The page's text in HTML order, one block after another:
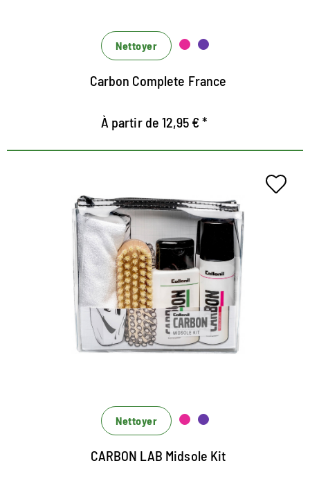
Nettoyer
Carbon Complete France
À partir de 12,95 € *
Jeu de soins infirmiers pour la
semelle intermédiaire
Contient le nettoyeur de semelle intermédiaire et le
scellant intermédiaire de la série de laboratoires de
carbone
qu'un bloqueur de saleté
Nettoyer
CARBON LAB Midsole Kit